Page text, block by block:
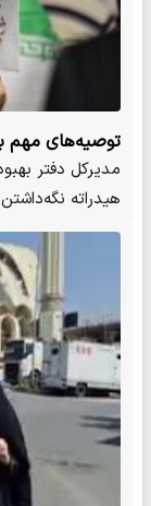
توصیه‌های مهم
شهید
مدیرکل دفتر
هیدراته
رهبر شهید…